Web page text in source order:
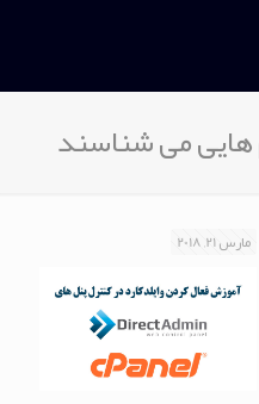
هایی می شناسند
مارس 21, 2018